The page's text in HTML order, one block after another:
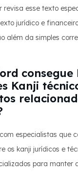
revisa esse texto
jurídico e
além da simples
Kanji
especialistas que
os kanji jurídicos e
para manter